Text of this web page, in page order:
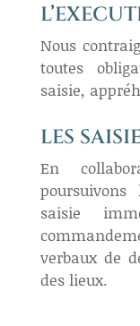
Nous
toutes
saisie,
LES
En
saisie
verbaux de
des lieux.